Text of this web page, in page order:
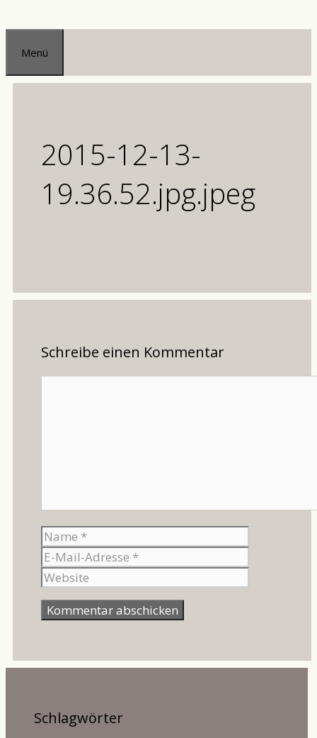
Zum
Inhalt
springen
Menü
2015-12-13-
19.36.52.jpg.jpeg
Schreibe einen Kommentar
Name
Mail-
Adresse
Schlagwörter